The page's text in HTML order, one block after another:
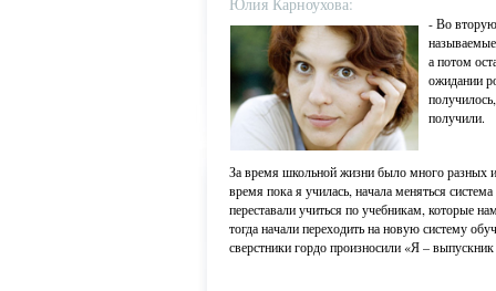
- Во
а потом
ожидании
получили.
За время школьной жизни было много разных
время пока я училась, начала меняться
переставали учиться по учебникам, которые
тогда начали переходить на новую систему
сверстники гордо произносили «Я –